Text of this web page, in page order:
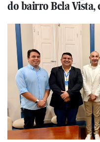
do bairro Bela Vista,